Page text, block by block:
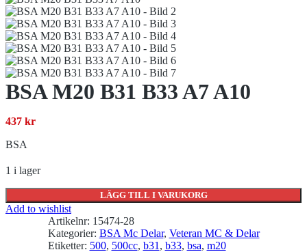
BSA M20 B31 B33 A7 A10
437 kr
BSA
1 i lager
LÄGG TILL I VARUKORG
Add to wishlist
Artikelnr: 15474-28
Kategorier: BSA Mc Delar, Veteran MC & Delar
Etiketter: 500, 500cc, b31 , b33, bsa, m20